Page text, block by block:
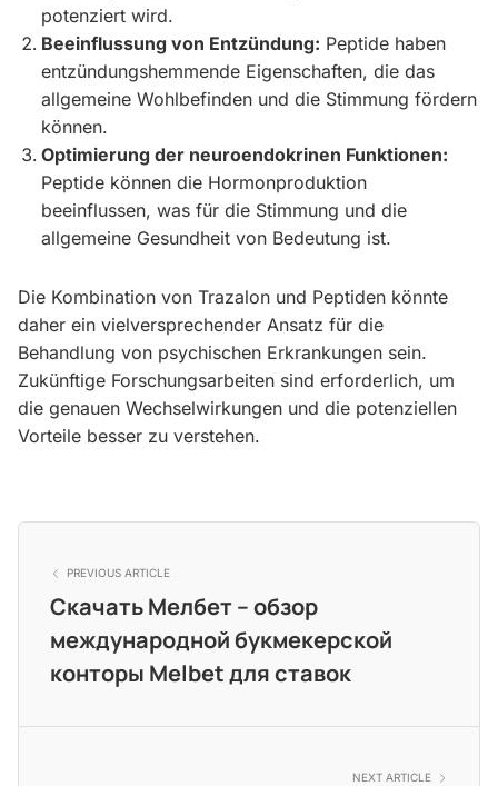
potenziert wird.
Beeinflussung von Entzündung: Peptide haben
entzündungshemmende Eigenschaften, die das
allgemeine Wohlbefinden und die Stimmung fördern
können.
Optimierung der neuroendokrinen Funktionen:
Peptide können die Hormonproduktion
beeinflussen, was für die Stimmung und die
allgemeine Gesundheit von Bedeutung ist.
Die Kombination von Trazalon und Peptiden könnte
daher ein vielversprechender Ansatz für die
Behandlung von psychischen Erkrankungen sein.
Zukünftige Forschungsarbeiten sind erforderlich, um
die genauen Wechselwirkungen und die potenziellen
Vorteile besser zu verstehen.
PREVIOUS ARTICLE
Скачать Мелбет – обзор
международной букмекерской
конторы Melbet для ставок
NEXT ARTICLE